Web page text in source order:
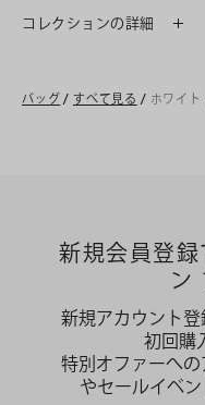
コレクションの詳細
バッグ / すべて見る / ホワイ
新規会員登
ン
新規アカウント
初回購
特別オファーへ
やセールイベン